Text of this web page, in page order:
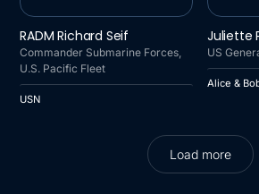
RADM Richard Seif
Commander Submarine Forces,
U.S. Pacific Fleet
USN
Juliette
US
Alice &
Load more
Load more